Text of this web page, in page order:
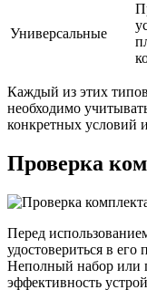
Универсальные
Каждый из этих
необходимо
конкретных условий
Проверка
Перед
удостовериться в
Неполный набор или
эффективность